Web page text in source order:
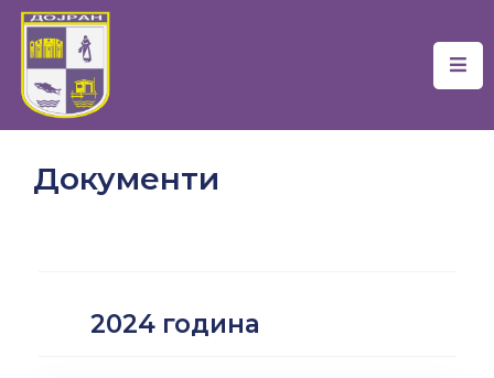
Почетна
Самоуправа
Документи
Документи
2024 година